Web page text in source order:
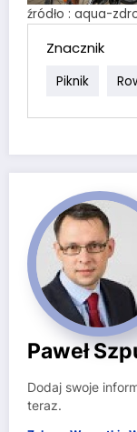
źródło : aqua-
Znacznik
Piknik
Paweł
Dodaj swoje
teraz.